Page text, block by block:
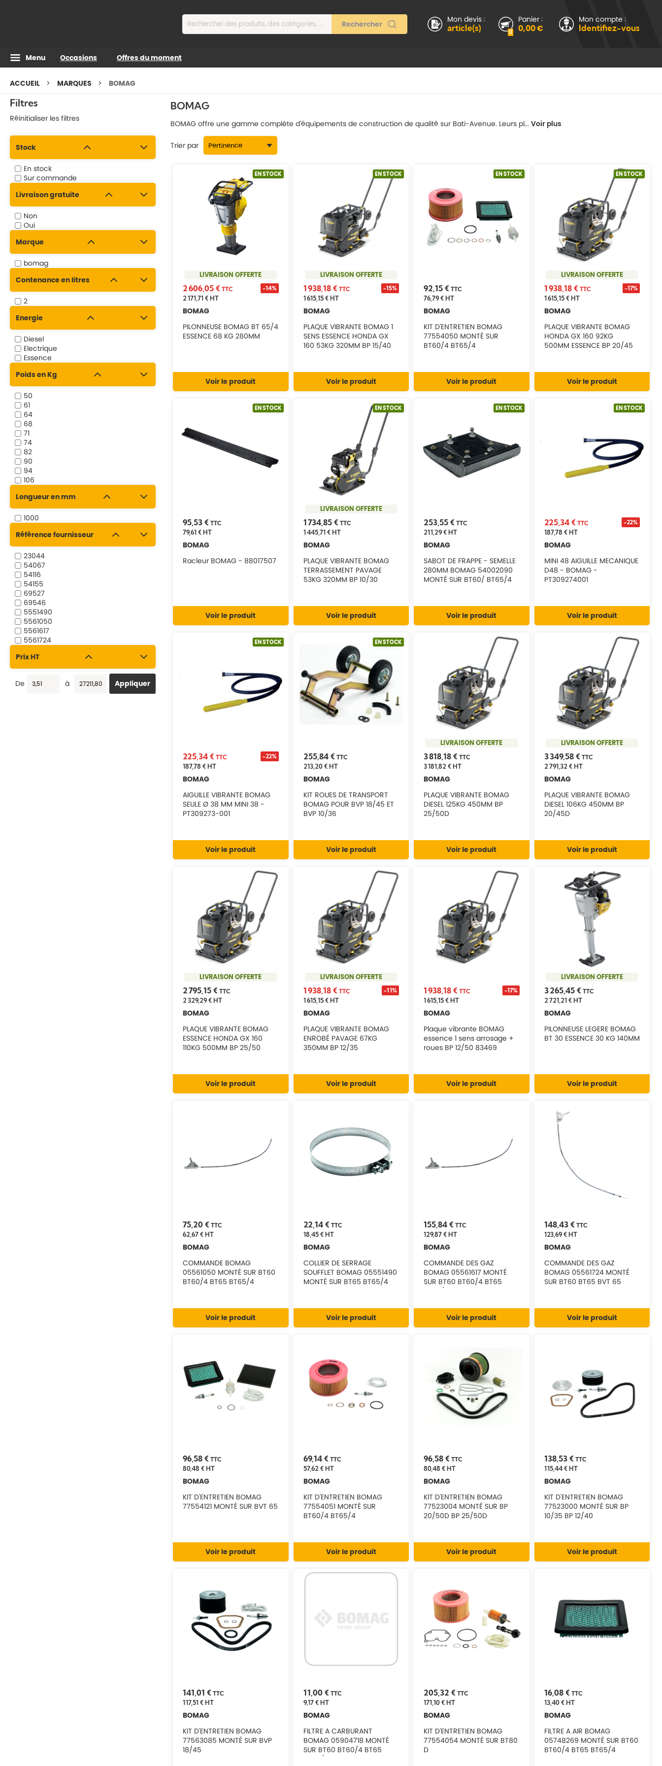
Mon devis :
article(s) 0
Panier :
0,00 €
Mon compte :
Identifiez-vous
Menu Occasions Offres du moment
ACCUEIL MARQUES BOMAG
Filtres
Réinitialiser les filtres
Stock
En stock
Sur commande
Livraison gratuite
Non
Oui
Marque
bomag
Contenance en litres
2
Energie
Diesel
Electrique
Essence
Poids en Kg
50
61
64
68
71
74
82
90
94
106
217
391
451
Longueur en mm
1000
Référence fournisseur
23044
54067
54116
54155
69527
69546
5551490
5561050
5561617
5561724
5727224
5748269
5904718
Prix HT
De à
BOMAG
BOMAG offre une gamme complète d'équipements de construction de qualité sur Bati-Avenue. Leurs pl... Voir plus
Trier par
EN STOCK
LIVRAISON OFFERTE
2 606,05 € TTC -14%
2 171,71 €HT
BOMAG
PILONNEUSE BOMAG BT 65/4
ESSENCE 68 KG 280MM
Voir le produit
EN STOCK
LIVRAISON OFFERTE
1 938,18 € TTC -15%
1 615,15 €HT
BOMAG
PLAQUE VIBRANTE BOMAG 1
SENS ESSENCE HONDA GX
160 53KG 320MM BP 15/40
Voir le produit
EN STOCK
92,15 € TTC
76,79 €HT
BOMAG
KIT D'ENTRETIEN BOMAG
77554050 MONTÉ SUR
BT60/4 BT65/4
Voir le produit
EN STOCK
LIVRAISON OFFERTE
1 938,18 € TTC -17%
1 615,15 €HT
BOMAG
PLAQUE VIBRANTE BOMAG
HONDA GX 160 92KG
500MM ESSENCE BP 20/45
Voir le produit
EN STOCK
95,53 € TTC
79,61 €HT
BOMAG
Racleur BOMAG - 88017507
Voir le produit
EN STOCK
LIVRAISON OFFERTE
1 734,85 € TTC
1 445,71 €HT
BOMAG
PLAQUE VIBRANTE BOMAG
TERRASSEMENT PAVAGE
53KG 320MM BP 10/30
Voir le produit
EN STOCK
253,55 € TTC
211,29 €HT
BOMAG
SABOT DE FRAPPE - SEMELLE
280MM BOMAG 54002090
MONTÉ SUR BT60/ BT65/4
Voir le produit
EN STOCK
225,34 € TTC -22%
187,78 €HT
BOMAG
MINI 48 AIGUILLE MECANIQUE
D48 - BOMAG -
PT309274001
Voir le produit
EN STOCK
225,34 € TTC -22%
187,78 €HT
BOMAG
AIGUILLE VIBRANTE BOMAG
SEULE Ø 38 MM MINI 38 -
PT309273-001
Voir le produit
EN STOCK
255,84 € TTC
213,20 €HT
BOMAG
KIT ROUES DE TRANSPORT
BOMAG POUR BVP 18/45 ET
BVP 10/36
Voir le produit
LIVRAISON OFFERTE
3 818,18 € TTC
3 181,82 €HT
BOMAG
PLAQUE VIBRANTE BOMAG
DIESEL 125KG 450MM BP
25/50D
Voir le produit
LIVRAISON OFFERTE
3 349,58 € TTC
2 791,32 €HT
BOMAG
PLAQUE VIBRANTE BOMAG
DIESEL 106KG 450MM BP
20/45D
Voir le produit
LIVRAISON OFFERTE
2 795,15 € TTC
2 329,29 €HT
BOMAG
PLAQUE VIBRANTE BOMAG
ESSENCE HONDA GX 160
110KG 500MM BP 25/50
Voir le produit
LIVRAISON OFFERTE
1 938,18 € TTC -11%
1 615,15 €HT
BOMAG
PLAQUE VIBRANTE BOMAG
ENROBÉ PAVAGE 67KG
350MM BP 12/35
Voir le produit
1 938,18 € TTC -17%
1 615,15 €HT
BOMAG
Plaque vibrante BOMAG
essence 1 sens arrosage +
roues BP 12/50 83469
Voir le produit
LIVRAISON OFFERTE
3 265,45 € TTC
2 721,21 €HT
BOMAG
PILONNEUSE LEGERE BOMAG
BT 30 ESSENCE 30 KG 140MM
Voir le produit
75,20 € TTC
62,67 €HT
BOMAG
COMMANDE BOMAG
05561050 MONTÉ SUR BT60
BT60/4 BT65 BT65/4
Voir le produit
22,14 € TTC
18,45 €HT
BOMAG
COLLIER DE SERRAGE
SOUFFLET BOMAG 05551490
MONTÉ SUR BT65 BT65/4
Voir le produit
155,84 € TTC
129,87 €HT
BOMAG
COMMANDE DES GAZ
BOMAG 05561617 MONTÉ
SUR BT60 BT60/4 BT65
BT65/4
Voir le produit
148,43 € TTC
123,69 €HT
BOMAG
COMMANDE DES GAZ
BOMAG 05561724 MONTÉ
SUR BT60 BT65 BVT 65
Voir le produit
96,58 € TTC
80,48 €HT
BOMAG
KIT D'ENTRETIEN BOMAG
77554121 MONTÉ SUR BVT 65
Voir le produit
69,14 € TTC
57,62 €HT
BOMAG
KIT D'ENTRETIEN BOMAG
77554051 MONTÉ SUR
BT60/4 BT65/4
Voir le produit
96,58 € TTC
80,48 €HT
BOMAG
KIT D'ENTRETIEN BOMAG
77523004 MONTÉ SUR BP
20/50D BP 25/50D
Voir le produit
138,53 € TTC
115,44 €HT
BOMAG
KIT D'ENTRETIEN BOMAG
77523000 MONTÉ SUR BP
10/35 BP 12/40
Voir le produit
141,01 € TTC
117,51 €HT
BOMAG
KIT D'ENTRETIEN BOMAG
77563085 MONTÉ SUR BVP
18/45
11,00 € TTC
9,17 €HT
BOMAG
FILTRE A CARBURANT
BOMAG 05904718 MONTÉ
SUR BT60 BT60/4 BT65
BT65/4
205,32 € TTC
171,10 €HT
BOMAG
KIT D'ENTRETIEN BOMAG
77554054 MONTÉ SUR BT80
D
16,08 € TTC
13,40 €HT
BOMAG
FILTRE A AIR BOMAG
05748269 MONTÉ SUR BT60
BT60/4 BT65 BT65/4